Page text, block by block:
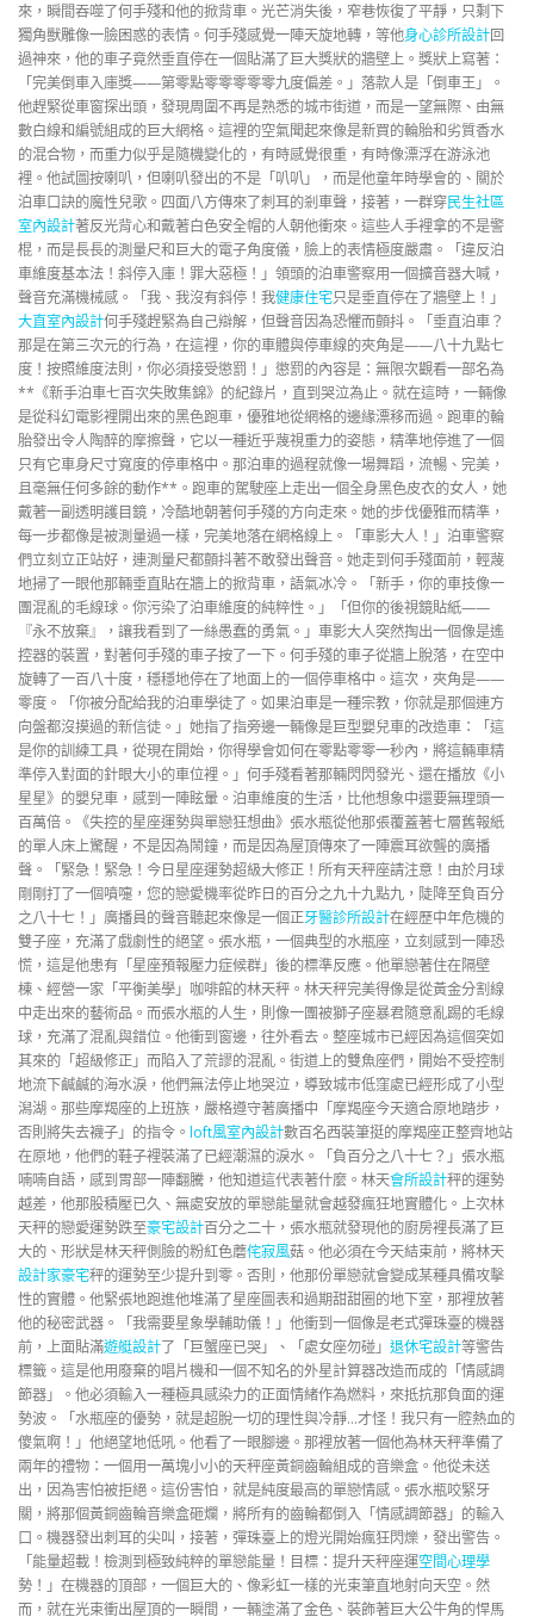
來，瞬間吞噬了何手殘和他的掀背車。光芒消失後，窄巷恢復了平靜，只剩下
獨角獸雕像一臉困惑的表情。何手殘感覺一陣天旋地轉，等他身心診所設計回
過神來，他的車子竟然垂直停在一個貼滿了巨大獎狀的牆壁上。獎狀上寫著：
「完美倒車入庫獎——第零點零零零零零九度偏差。」落款人是「倒車王」。
他趕緊從車窗探出頭，發現周圍不再是熟悉的城市街道，而是一望無際、由無
數白線和編號組成的巨大網格。這裡的空氣聞起來像是新買的輪胎和劣質香水
的混合物，而重力似乎是隨機變化的，有時感覺很重，有時像漂浮在游泳池
裡。他試圖按喇叭，但喇叭發出的不是「叭叭」，而是他童年時學會的、關於
泊車口訣的魔性兒歌。四面八方傳來了刺耳的剎車聲，接著，一群穿民生社區
室內設計著反光背心和戴著白色安全帽的人朝他衝來。這些人手裡拿的不是警
棍，而是長長的測量尺和巨大的電子角度儀，臉上的表情極度嚴肅。「違反泊
車維度基本法！斜停入庫！罪大惡極！」領頭的泊車警察用一個擴音器大喊，
聲音充滿機械感。「我、我沒有斜停！我健康住宅只是垂直停在了牆壁上！」
大直室內設計何手殘趕緊為自己辯解，但聲音因為恐懼而顫抖。「垂直泊車？
那是在第三次元的行為，在這裡，你的車體與停車線的夾角是——八十九點七
度！按照維度法則，你必須接受懲罰！」懲罰的內容是：無限次觀看一部名為
**《新手泊車七百次失敗集錦》的紀錄片，直到哭泣為止。就在這時，一輛像
是從科幻電影裡開出來的黑色跑車，優雅地從網格的邊緣漂移而過。跑車的輪
胎發出令人陶醉的摩擦聲，它以一種近乎蔑視重力的姿態，精準地停進了一個
只有它車身尺寸寬度的停車格中。那泊車的過程就像一場舞蹈，流暢、完美，
且毫無任何多餘的動作**。跑車的駕駛座上走出一個全身黑色皮衣的女人，她
戴著一副透明護目鏡，冷酷地朝著何手殘的方向走來。她的步伐優雅而精準，
每一步都像是被測量過一樣，完美地落在網格線上。「車影大人！」泊車警察
們立刻立正站好，連測量尺都顫抖著不敢發出聲音。她走到何手殘面前，輕蔑
地掃了一眼他那輛垂直貼在牆上的掀背車，語氣冰冷。「新手，你的車技像一
團混亂的毛線球。你污染了泊車維度的純粹性。」「但你的後視鏡貼紙——
『永不放棄』，讓我看到了一絲愚蠢的勇氣。」車影大人突然掏出一個像是遙
控器的裝置，對著何手殘的車子按了一下。何手殘的車子從牆上脫落，在空中
旋轉了一百八十度，穩穩地停在了地面上的一個停車格中。這次，夾角是——
零度。「你被分配給我的泊車學徒了。如果泊車是一種宗教，你就是那個連方
向盤都沒摸過的新信徒。」她指了指旁邊一輛像是巨型嬰兒車的改造車：「這
是你的訓練工具，從現在開始，你得學會如何在零點零零一秒內，將這輛車精
準停入對面的針眼大小的車位裡。」何手殘看著那輛閃閃發光、還在播放《小
星星》的嬰兒車，感到一陣眩暈。泊車維度的生活，比他想象中還要無理頭一
百萬倍。《失控的星座運勢與單戀狂想曲》張水瓶從他那張覆蓋著七層舊報紙
的單人床上驚醒，不是因為鬧鐘，而是因為屋頂傳來了一陣震耳欲聾的廣播
聲。「緊急！緊急！今日星座運勢超級大修正！所有天秤座請注意！由於月球
剛剛打了一個噴嚏，您的戀愛機率從昨日的百分之九十九點九，陡降至負百分
之八十七！」廣播員的聲音聽起來像是一個正牙醫診所設計在經歷中年危機的
雙子座，充滿了戲劇性的絕望。張水瓶，一個典型的水瓶座，立刻感到一陣恐
慌，這是他患有「星座預報壓力症候群」後的標準反應。他單戀著住在隔壁
棟、經營一家「平衡美學」咖啡館的林天秤。林天秤完美得像是從黃金分割線
中走出來的藝術品。而張水瓶的人生，則像一團被獅子座暴君隨意亂踢的毛線
球，充滿了混亂與錯位。他衝到窗邊，往外看去。整座城市已經因為這個突如
其來的「超級修正」而陷入了荒謬的混亂。街道上的雙魚座們，開始不受控制
地流下鹹鹹的海水淚，他們無法停止地哭泣，導致城市低窪處已經形成了小型
潟湖。那些摩羯座的上班族，嚴格遵守著廣播中「摩羯座今天適合原地踏步，
否則將失去襪子」的指令。 loft風室內設計數百名西裝筆挺的摩羯座正整齊地站
在原地，他們的鞋子裡裝滿了已經潮濕的淚水。「負百分之八十七？」張水瓶
喃喃自語，感到胃部一陣翻騰，他知道這代表著什麼。林天會所設計秤的運勢
越差，他那股積壓已久、無處安放的單戀能量就會越發瘋狂地實體化。上次林
天秤的戀愛運勢跌至豪宅設計百分之二十，張水瓶就發現他的廚房裡長滿了巨
大的、形狀是林天秤側臉的粉紅色蘑侘寂風菇。他必須在今天結束前，將林天
設計家豪宅秤的運勢至少提升到零。否則，他那份單戀就會變成某種具備攻擊
性的實體。他緊張地跑進他堆滿了星座圖表和過期甜甜圈的地下室，那裡放著
他的秘密武器。「我需要星象學輔助儀！」他衝到一個像是老式彈珠臺的機器
前，上面貼滿遊艇設計了「巨蟹座已哭」、「處女座勿碰」 退休宅設計等警告
標籤。這是他用廢棄的唱片機和一個不知名的外星計算器改造而成的「情感調
節器」。他必須輸入一種極具感染力的正面情緒作為燃料，來抵抗那負面的運
勢波。「水瓶座的優勢，就是超脫一切的理性與冷靜…才怪！我只有一腔熱血的
傻氣啊！」他絕望地低吼。他看了一眼腳邊。那裡放著一個他為林天秤準備了
兩年的禮物：一個用一萬塊小小的天秤座黃銅齒輪組成的音樂盒。他從未送
出，因為害怕被拒絕。這份害怕，就是純度最高的單戀情感。張水瓶咬緊牙
關，將那個黃銅齒輪音樂盒砸爛，將所有的齒輪都倒入「情感調節器」的輸入
口。機器發出刺耳的尖叫，接著，彈珠臺上的燈光開始瘋狂閃爍，發出警告。
「能量超載！檢測到極致純粹的單戀能量！目標：提升天秤座運空間心理學
勢！」在機器的頂部，一個巨大的、像彩虹一樣的光束筆直地射向天空。然
而，就在光束衝出屋頂的一瞬間，一輛塗滿了金色、裝飾著巨大公牛角的悍馬